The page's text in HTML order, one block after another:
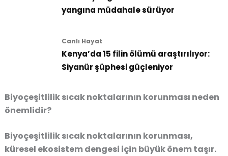
yangına müdahale sürüyor
Canlı Hayat
Kenya’da 15 filin ölümü araştırılıyor:
Siyanür şüphesi güçleniyor
Biyoçeşitlilik sıcak noktalarının korunması neden
önemlidir?
Biyoçeşitlilik sıcak noktalarının korunması,
küresel ekosistem dengesi için büyük önem taşır.